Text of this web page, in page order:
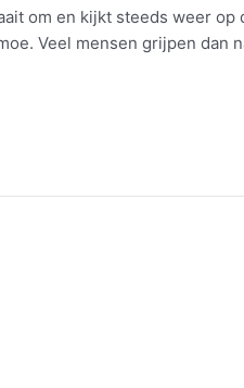
om en kijkt steeds weer
Veel mensen grijpen dan